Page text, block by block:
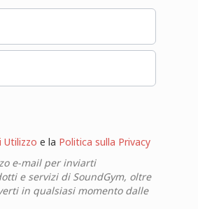
Utilizzo e la Politica sulla Privacy
e-mail per inviarti
e servizi di SoundGym, oltre
in qualsiasi momento dalle